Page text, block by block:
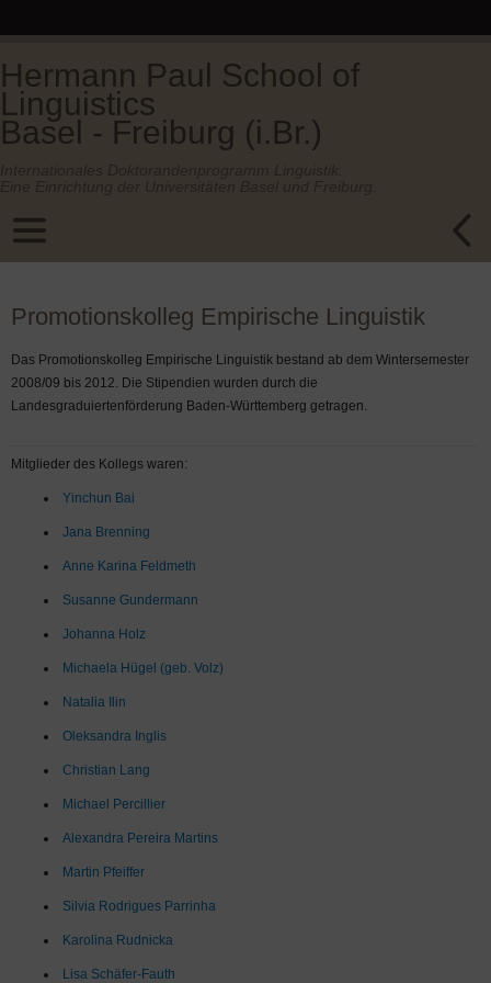
Hermann Paul School of
Linguistics
Basel - Freiburg (i.Br.)
Promotionskolleg Empirische Linguistik
Das Promotionskolleg Empirische Linguistik bestand ab dem Wintersemester
2008/09 bis 2012. Die Stipendien wurden durch die
Landesgraduiertenförderung Baden-Württemberg getragen.
Mitglieder des Kollegs waren:
Yinchun Bai
Jana Brenning
Anne Karina Feldmeth
Susanne Gundermann
Johanna Holz
Michaela Hügel (geb. Volz)
Natalia Ilin
Oleksandra Inglis
Christian Lang
Michael Percillier
Alexandra Pereira Martins
Martin Pfeiffer
Silvia Rodrigues Parrinha
Karolina Rudnicka
Lisa Schäfer-Fauth